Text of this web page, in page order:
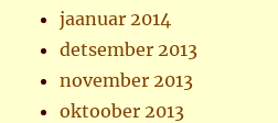
jaanuar 2014
detsember 2013
november 2013
oktoober 2013